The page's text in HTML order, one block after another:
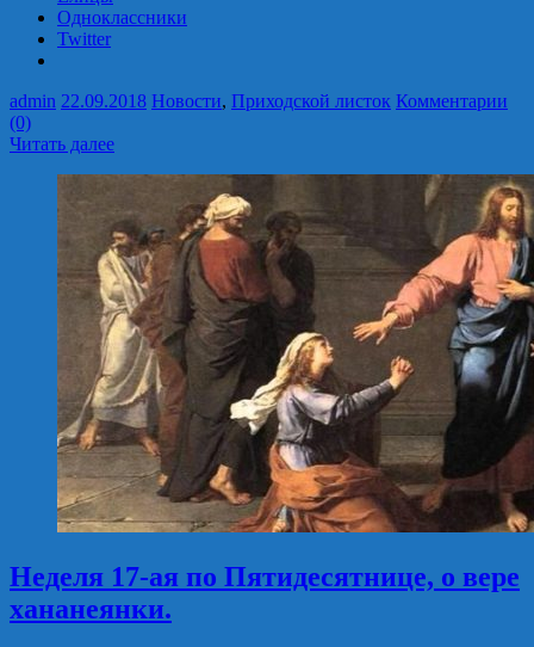
Одноклассники
Twitter
admin 22.09.2018 Новости, Приходской листок Комментарии
(0)
Читать далее
Неделя 17-ая по Пятидесятнице, о вере
хананеянки.